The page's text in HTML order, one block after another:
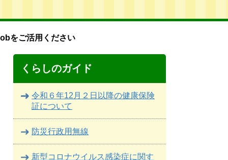
をご活用ください
くらしのガイド
令和６年12月２日以降の健康保険
証について
防災行政用無線
新型コロナウイルス感染症に関す